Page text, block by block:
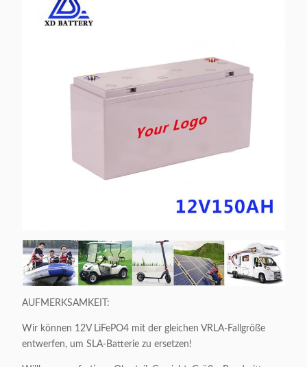
AUFMERKSAMKEIT:
Wir können 12V LiFePO4 mit der gleichen VRLA-Fallgröße
entwerfen, um SLA-Batterie zu ersetzen!